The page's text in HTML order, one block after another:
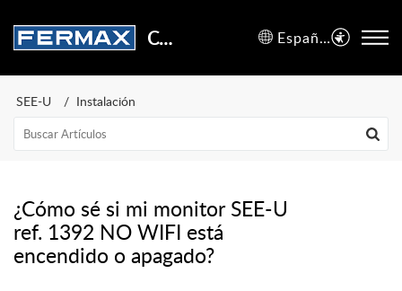
Centro de Soporte Español (España)
SEE-U Instalación
¿Cómo sé si mi monitor SEE-U
ref. 1392 NO WIFI está
encendido o apagado?